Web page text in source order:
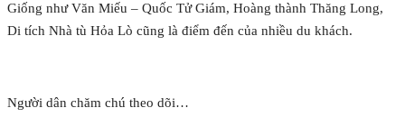
Giống như Văn Miếu – Quốc Tử Giám, Hoàng thành Thăng Long,
Di tích Nhà tù Hỏa Lò cũng là điểm đến của nhiều du khách.
Người dân chăm chú theo dõi…